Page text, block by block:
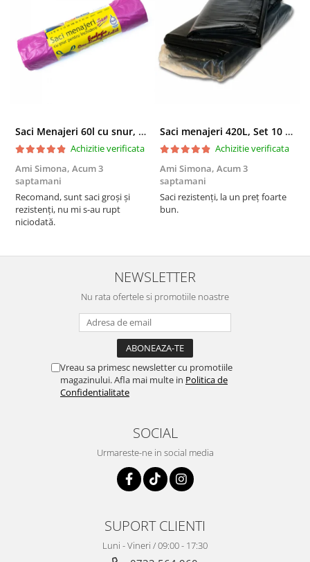
Saci Menajeri 60l cu snur, Roz, 10buc/rola
Achizitie verificata
Ami Simona, Acum 3
saptamani
Recomand, sunt saci groși și
rezistenți, nu mi s-au rupt
niciodată.
Saci menajeri 420L, Set 10 bucati
Achizitie verificata
Ami Simona, Acum 3
saptamani
Saci rezistenți, la un preț foarte
bun.
NEWSLETTER
Nu rata ofertele si promotiile noastre
Vreau sa primesc newsletter cu promotiile
magazinului. Afla mai multe in Politica de
Confidentialitate
SOCIAL
Urmareste-ne in social media
SUPORT CLIENTI
Luni - Vineri / 09:00 - 17:30